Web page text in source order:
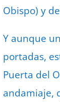
Obispo) y
Y aunque
portadas,
Puerta del
andamiaje,